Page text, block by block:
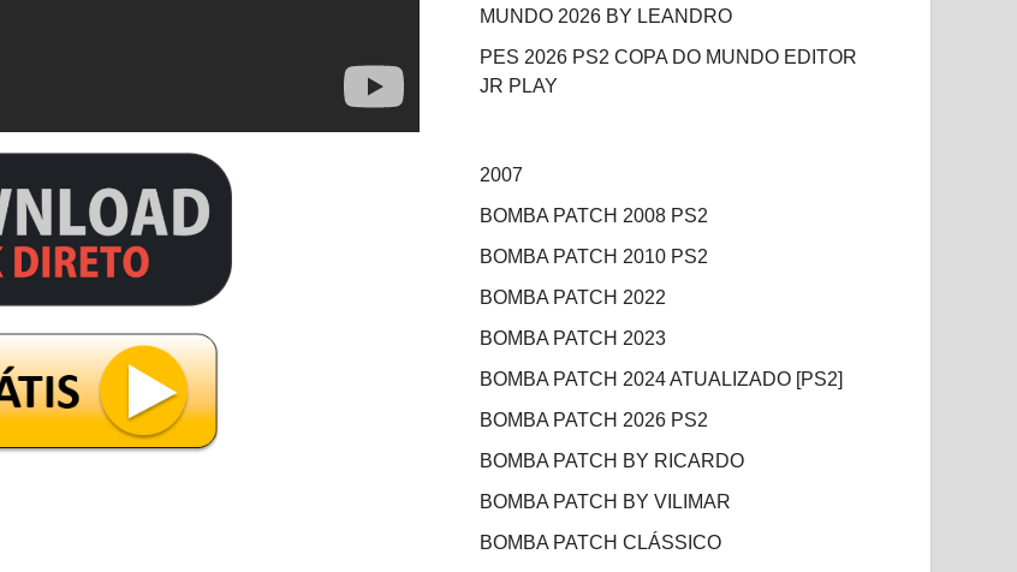
MUNDO 2026 BY LEANDRO
PES 2026 PS2 COPA DO MUNDO EDITOR
JR PLAY
2007
BOMBA PATCH 2008 PS2
BOMBA PATCH 2010 PS2
BOMBA PATCH 2022
BOMBA PATCH 2023
BOMBA PATCH 2024 ATUALIZADO [PS2]
BOMBA PATCH 2026 PS2
BOMBA PATCH BY RICARDO
BOMBA PATCH BY VILIMAR
BOMBA PATCH CLÁSSICO